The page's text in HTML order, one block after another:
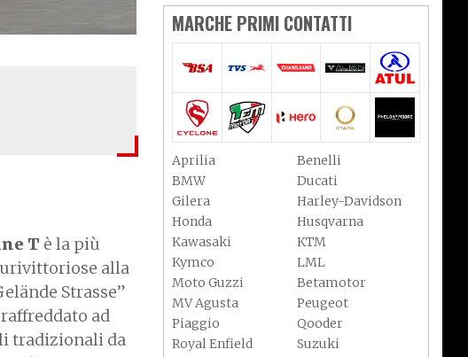
T è la più
alla
Strasse”
ad
tradizionali da
MARCHE PRIMI CONTATTI
Aprilia
Benelli
BMW
Ducati
Gilera
Harley-Davidson
Honda
Husqvarna
Kawasaki
KTM
Kymco
LML
Moto Guzzi
Betamotor
MV Agusta
Peugeot
Piaggio
Qooder
Royal Enfield
Suzuki